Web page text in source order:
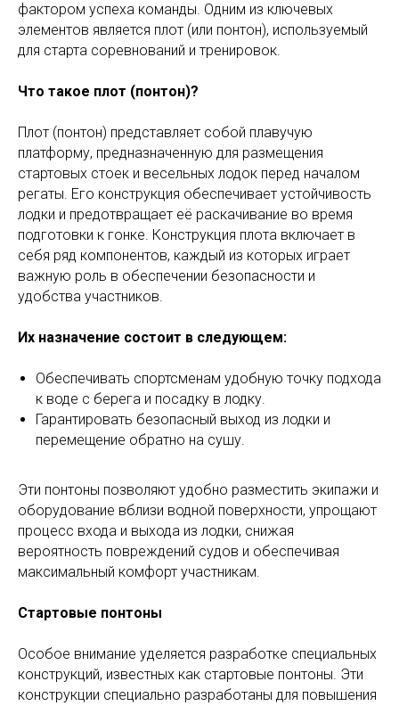
фактором успеха команды. Одним из ключевых
элементов является плот (или понтон), используемый
для старта соревнований и тренировок.
Что такое плот (понтон)?
Плот (понтон) представляет собой плавучую
платформу, предназначенную для размещения
стартовых стоек и весельных лодок перед началом
регаты. Его конструкция обеспечивает устойчивость
лодки и предотвращает её раскачивание во время
подготовки к гонке. Конструкция плота включает в
себя ряд компонентов, каждый из которых играет
важную роль в обеспечении безопасности и
удобства участников.
Их назначение состоит в следующем:
Обеспечивать спортсменам удобную точку подхода
к воде с берега и посадку в лодку.
Гарантировать безопасный выход из лодки и
перемещение обратно на сушу.
Эти понтоны позволяют удобно разместить экипажи и
оборудование вблизи водной поверхности, упрощают
процесс входа и выхода из лодки, снижая
вероятность повреждений судов и обеспечивая
максимальный комфорт участникам.
Стартовые понтоны
Особое внимание уделяется разработке специальных
конструкций, известных как стартовые понтоны. Эти
конструкции специально разработаны для повышения